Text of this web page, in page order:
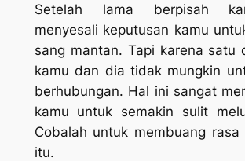
Setelah lama berpisah
menyesali keputusan kamu
sang mantan. Tapi karena satu
kamu dan dia tidak mungkin
berhubungan. Hal ini sangat
kamu untuk semakin sulit
Cobalah untuk membuang rasa
itu.